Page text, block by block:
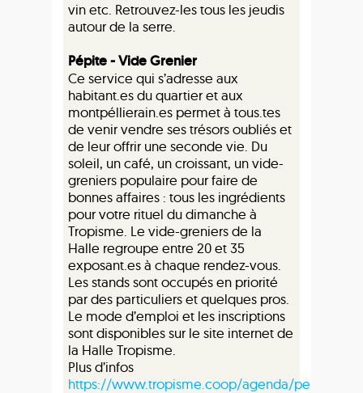
vin etc. Retrouvez-les tous les jeudis
autour de la serre.
Pépite - Vide Grenier
Ce service qui s’adresse aux
habitant.es du quartier et aux
montpéllierain.es permet à tous.tes
de venir vendre ses trésors oubliés et
de leur offrir une seconde vie. Du
soleil, un café, un croissant, un vide-
greniers populaire pour faire de
bonnes affaires : tous les ingrédients
pour votre rituel du dimanche à
Tropisme. Le vide-greniers de la
Halle regroupe entre 20 et 35
exposant.es à chaque rendez-vous.
Les stands sont occupés en priorité
par des particuliers et quelques pros.
Le mode d’emploi et les inscriptions
sont disponibles sur le site internet de
la Halle Tropisme.
Plus d’infos
https://www.tropisme.coop/agenda/pepite